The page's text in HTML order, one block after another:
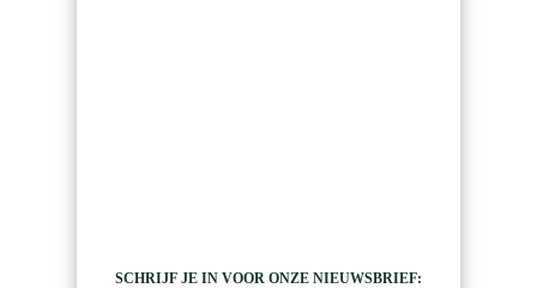
SCHRIJF JE IN VOOR ONZE NIEUWSBRIEF: